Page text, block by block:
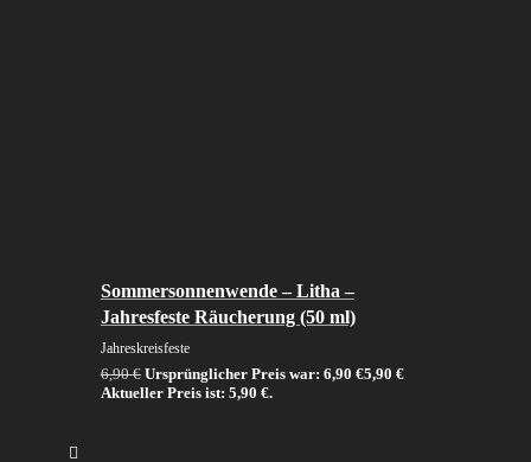
Sommersonnenwende – Litha –
Jahresfeste Räucherung (50 ml)
Jahreskreisfeste
6,90€ Ursprünglicher Preis war: 6,90 €5,90 €
Aktueller Preis ist: 5,90 €.